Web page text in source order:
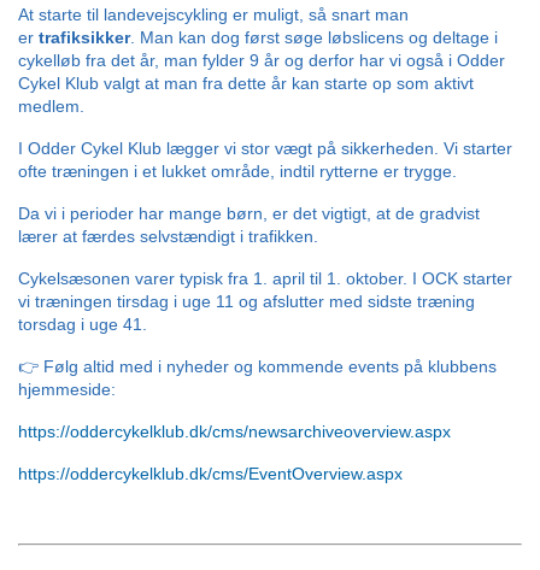
At starte til landevejscykling er muligt, så snart man
er trafiksikker. Man kan dog først søge løbslicens og deltage i
cykelløb fra det år, man fylder 9 år og derfor har vi også i Odder
Cykel Klub valgt at man fra dette år kan starte op som aktivt
medlem.
I Odder Cykel Klub lægger vi stor vægt på sikkerheden. Vi starter
ofte træningen i et lukket område, indtil rytterne er trygge.
Da vi i perioder har mange børn, er det vigtigt, at de gradvist
lærer at færdes selvstændigt i trafikken.
Cykelsæsonen varer typisk fra 1. april til 1. oktober. I OCK starter
vi træningen tirsdag i uge 11 og afslutter med sidste træning
torsdag i uge 41.
👉 Følg altid med i nyheder og kommende events på klubbens
hjemmeside:
https://oddercykelklub.dk/cms/newsarchiveoverview.aspx
https://oddercykelklub.dk/cms/EventOverview.aspx